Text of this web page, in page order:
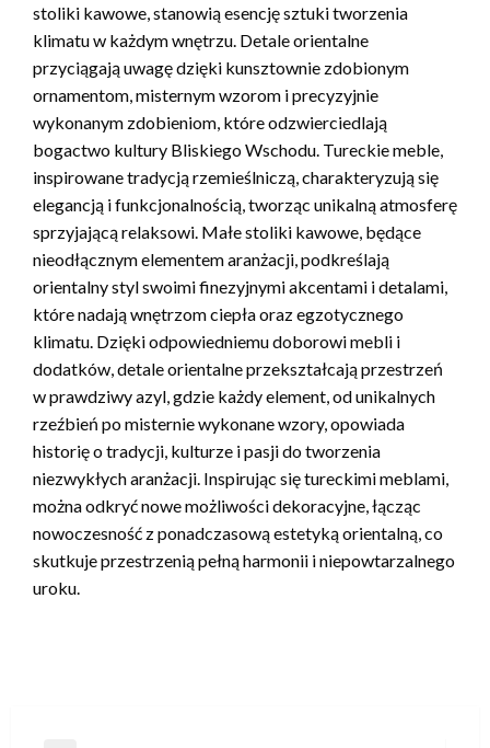
stoliki kawowe, stanowią esencję sztuki tworzenia
klimatu w każdym wnętrzu. Detale orientalne
przyciągają uwagę dzięki kunsztownie zdobionym
ornamentom, misternym wzorom i precyzyjnie
wykonanym zdobieniom, które odzwierciedlają
bogactwo kultury Bliskiego Wschodu. Tureckie meble,
inspirowane tradycją rzemieślniczą, charakteryzują się
elegancją i funkcjonalnością, tworząc unikalną atmosferę
sprzyjającą relaksowi. Małe stoliki kawowe, będące
nieodłącznym elementem aranżacji, podkreślają
orientalny styl swoimi finezyjnymi akcentami i detalami,
które nadają wnętrzom ciepła oraz egzotycznego
klimatu. Dzięki odpowiedniemu doborowi mebli i
dodatków, detale orientalne przekształcają przestrzeń
w prawdziwy azyl, gdzie każdy element, od unikalnych
rzeźbień po misternie wykonane wzory, opowiada
historię o tradycji, kulturze i pasji do tworzenia
niezwykłych aranżacji. Inspirując się tureckimi meblami,
można odkryć nowe możliwości dekoracyjne, łącząc
nowoczesność z ponadczasową estetyką orientalną, co
skutkuje przestrzenią pełną harmonii i niepowtarzalnego
uroku.